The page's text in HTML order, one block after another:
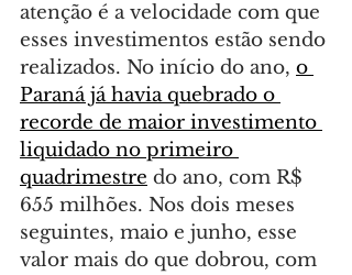
atenção é a velocidade com que
esses investimentos estão sendo
realizados. No início do ano, o
Paraná já havia quebrado o
recorde de maior investimento
liquidado no primeiro
quadrimestre do ano, com R$
655 milhões. Nos dois meses
seguintes, maio e junho, esse
valor mais do que dobrou, com